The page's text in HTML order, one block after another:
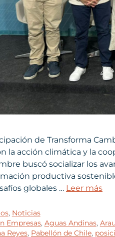
de Transforma
la acción climática y la
buscó socializar los
productiva
globales … Leer más
, Noticias
Empresas, Aguas Andinas,
Reyes, Pabellón de Chile,